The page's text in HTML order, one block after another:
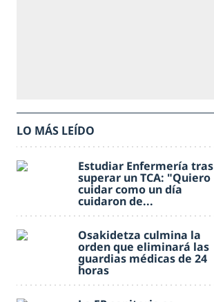
LO MÁS LEÍDO
Estudiar Enfermería tras
superar un TCA: "Quiero
cuidar como un día
cuidaron de...
Osakidetza culmina la
orden que eliminará las
guardias médicas de 24
horas